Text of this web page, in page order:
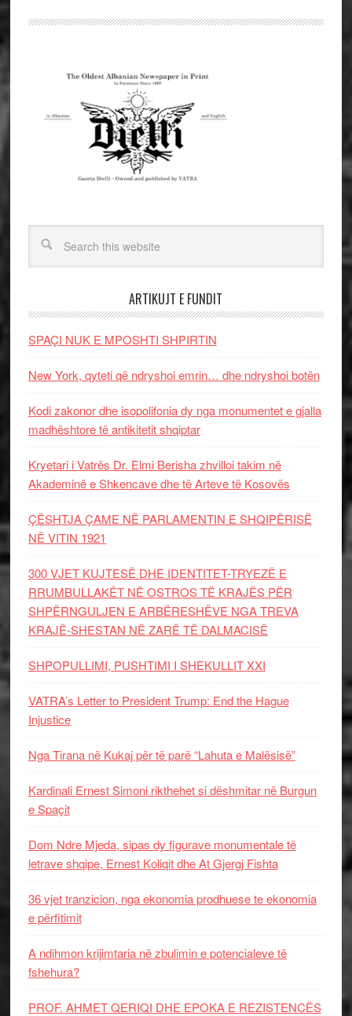
ARTIKUJT E FUNDIT
SPAÇI NUK E MPOSHTI SHPIRTIN
New York, qyteti që ndryshoi emrin… dhe ndryshoi botën
Kodi zakonor dhe isopolifonia dy nga monumentet e gjalla
madhështore të antikitetit shqiptar
Kryetari i Vatrës Dr. Elmi Berisha zhvilloi takim në
Akademinë e Shkencave dhe të Arteve të Kosovës
ÇËSHTJA ÇAME NË PARLAMENTIN E SHQIPËRISË
NË VITIN 1921
300 VJET KUJTESË DHE IDENTITET-TRYEZË E
RRUMBULLAKËT NË OSTROS TË KRAJËS PËR
SHPËRNGULJEN E ARBËRESHËVE NGA TREVA
KRAJË-SHESTAN NË ZARË TË DALMACISË
SHPOPULLIMI, PUSHTIMI I SHEKULLIT XXI
VATRA’s Letter to President Trump: End the Hague
Injustice
Nga Tirana në Kukaj për të parë “Lahuta e Malësisë”
Kardinali Ernest Simoni rikthehet si dëshmitar në Burgun
e Spaçit
Dom Ndre Mjeda, sipas dy figurave monumentale të
letrave shqipe, Ernest Koliqit dhe At Gjergj Fishta
36 vjet tranzicion, nga ekonomia prodhuese te ekonomia
e përfitimit
A ndihmon krijimtaria në zbulimin e potencialeve të
fshehura?
PROF. AHMET QERIQI DHE EPOKA E REZISTENCЁS